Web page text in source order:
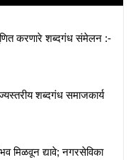
करणारे शब्दगंध संमेलन :-
शब्दगंध समाजकार्य
मिळवून द्यावे; नगरसेविका